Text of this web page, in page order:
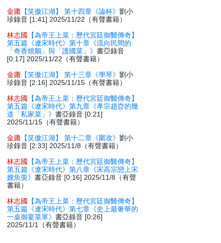
金庸 【笑傲江湖】 第十四章《論杯》劉小
珍錄音 [1:41] 2025/11/22（有聲書籍）
林志國
【為帝王上菜：歷代宮廷御醫傳奇】
第五篇《遼宋時代》第十章《流向民間的
「奇香燒鵝」與「護國菜」》書亞錄音
[0:17] 2025/11/22（有聲書籍）
金庸 【笑傲江湖】 第十三章《學琴》劉小
珍錄音 [2:16] 2025/11/15（有聲書籍）
林志國
【為帝王上菜：歷代宮廷御醫傳奇】
第五篇《遼宋時代》第九章《孝宗趙昚的幾
道「私家菜」》書亞錄音 [0:21]
2025/11/15（有聲書籍）
金庸 【笑傲江湖】 第十二章《圍攻》劉小
珍錄音 [2:33] 2025/11/8（有聲書籍）
林志國
【為帝王上菜：歷代宮廷御醫傳奇】
第五篇《遼宋時代》第八章《宋高宗戀上宋
嫂魚羮》書亞錄音 [0:16] 2025/11/8（有聲
書籍）
林志國
【為帝王上菜：歷代宮廷御醫傳奇】
第五篇《遼宋時代》第七章《史上最奢華的
一桌御宴菜單》書亞錄音 [0:26]
2025/11/1（有聲書籍）